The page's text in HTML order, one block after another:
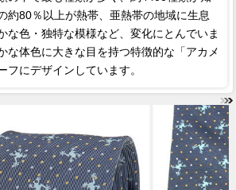
約80％以上が熱帯、亜熱帯の地域に生息
な色・独特な模様など、変化にとんでいま
な体色に大きな目を持つ特徴的な「アカメ
フにデザインしています。